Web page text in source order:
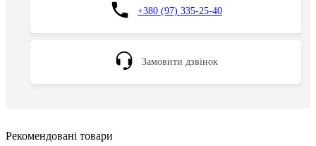
+380 (97) 335-25-40
Замовити дзвінок
Рекомендовані товари